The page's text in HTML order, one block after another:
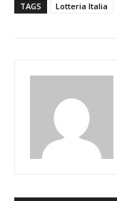
TAGS Lotteria Italia